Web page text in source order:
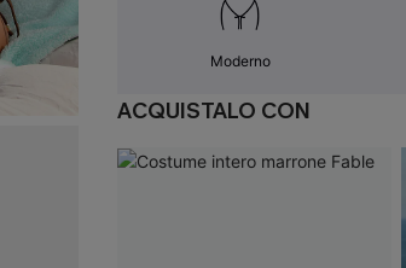
Moderno
ACQUISTALO CON